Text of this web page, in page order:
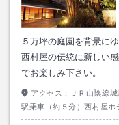
５万坪の庭園を背景に
西村屋の伝統に新しい
でお楽しみ下さい。
アクセス：
ＪＲ山陰線
駅乗車（約５分）西村屋ホ